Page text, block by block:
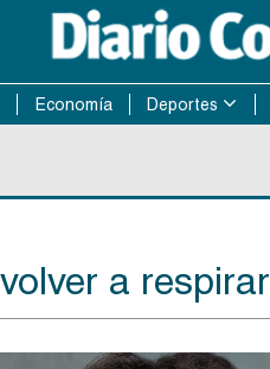
Economía Deportes
a respirar